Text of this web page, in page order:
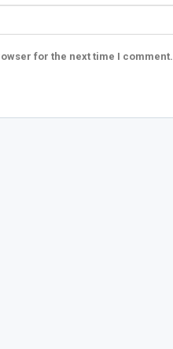
for the next time I comment.